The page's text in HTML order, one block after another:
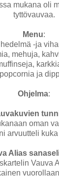
mukana oli
tyttövauvaa.
Menu:
-ja
mehuja,
popcornia ja
Ohjelma:
oman
arvuutteli
Alias
Vauva